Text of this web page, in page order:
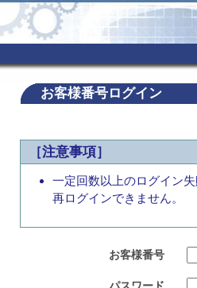
お客様番号ログイン
［注意事項］
一定回数以上のログイン
再ログインできません。
お客様番号